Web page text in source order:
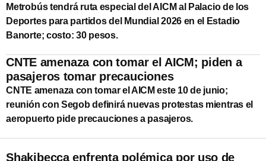
Metrobús tendrá ruta especial del AICM al Palacio de los
Deportes para partidos del Mundial 2026 en el Estadio
Banorte; costo: 30 pesos.
CNTE amenaza con tomar el AICM; piden a
pasajeros tomar precauciones
CNTE amenaza con tomar el AICM este 10 de junio;
reunión con Segob definirá nuevas protestas mientras el
aeropuerto pide precauciones a pasajeros.
Shakibecca enfrenta polémica por uso de